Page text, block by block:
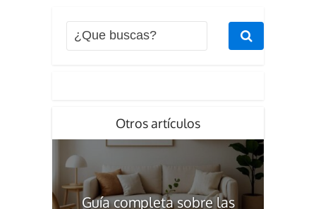
Otros artículos
Guía completa sobre las